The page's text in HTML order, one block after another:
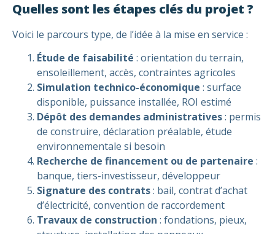
Quelles sont les étapes clés du projet ?
Voici le parcours type, de l’idée à la mise en service :
Étude de faisabilité : orientation du terrain,
ensoleillement, accès, contraintes agricoles
Simulation technico-économique : surface
disponible, puissance installée, ROI estimé
Dépôt des demandes administratives: permis
de construire, déclaration préalable, étude
environnementale si besoin
Recherche de financement ou de partenaire :
banque, tiers-investisseur, développeur
Signature des contrats: bail, contrat d’achat
d’électricité, convention de raccordement
Travaux de construction : fondations, pieux,